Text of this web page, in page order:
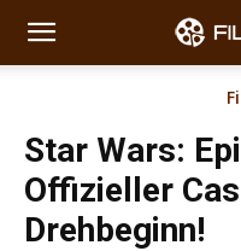
Star Wars:
Offizieller
Drehbeginn!